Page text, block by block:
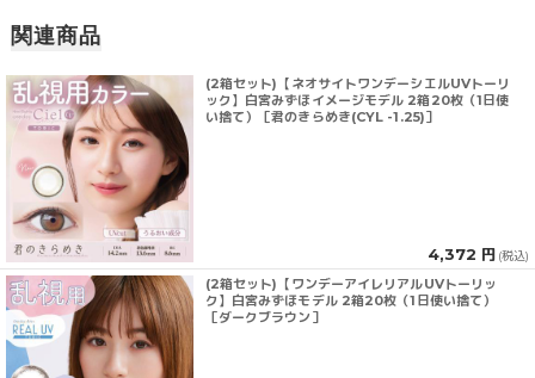
関連商品
(2箱セット)【ネオサイトワンデーシエルUVトーリ
ック】白宮みずほイメージモデル 2箱20枚（1日使
い捨て）［君のきらめき(CYL -1.25)］
4,372 円 (税込)
(2箱セット)【ワンデーアイレリアルUVトーリッ
ク】白宮みずほモデル 2箱20枚（1日使い捨て）
［ダークブラウン］